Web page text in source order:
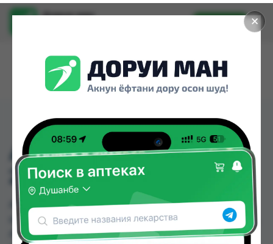
✕
Доруи ман
Установить
АКТИЦЕФ ТБ
250МГ№12
АКТИЦЕФ ТБ 250МГ№12 можно купить или
заказать в аптеках, ASAPTEKA, Абубакри Карим,
АЗИЗ ВАКО , Алишер-К, Амирӣ, Аптека + 24/7,